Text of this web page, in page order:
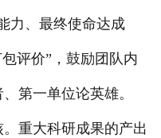
力、最终使命达成
评价”，鼓励团队内
第一单位论英雄。
重大科研成果的产出